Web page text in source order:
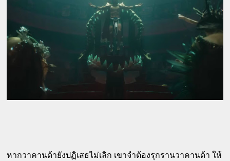
หากวาคานด้ายังปฏิเสธไม่เลิก เขาจำต้องรุกรานวาคานด้า ให้